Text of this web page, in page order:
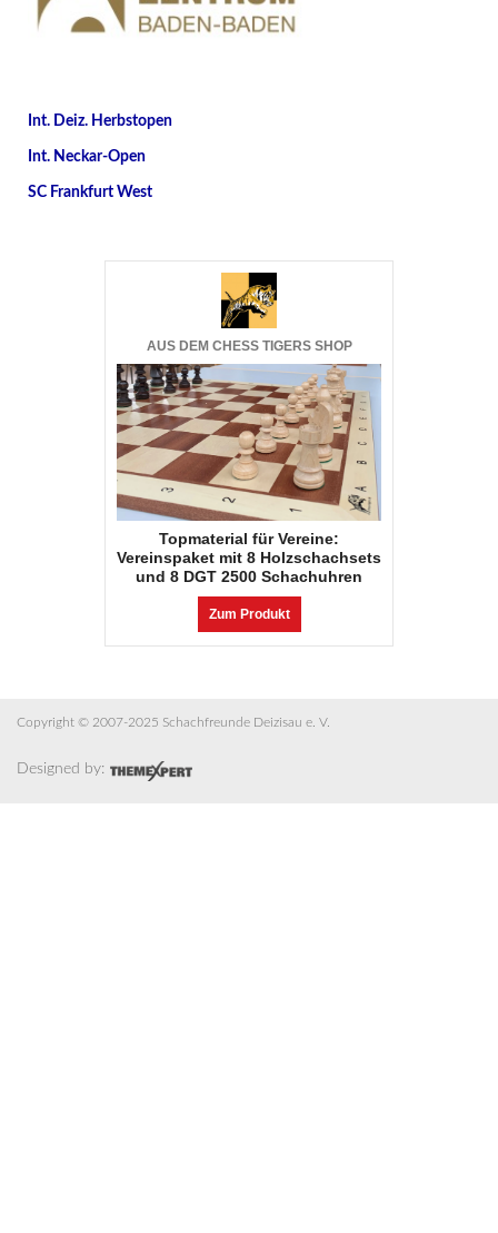
Int. Deiz. Herbstopen
Int. Neckar-Open
SC Frankfurt West
AUS DEM CHESS TIGERS SHOP
Topmaterial für Vereine:
Vereinspaket mit 8 Holzschachsets
und 8 DGT 2500 Schachuhren
Zum Produkt
Copyright © 2007-2025 Schachfreunde Deizisau e. V.
Designed by: